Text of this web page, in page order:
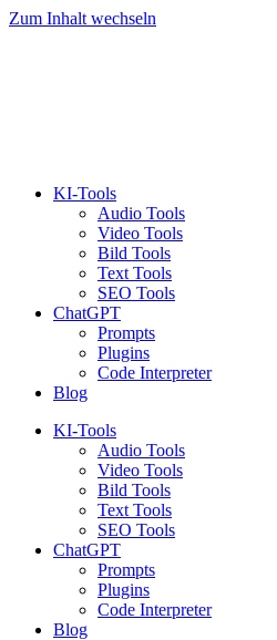
Zum Inhalt wechseln
KI-Tools
Audio Tools
Video Tools
Bild Tools
Text Tools
SEO Tools
ChatGPT
Prompts
Plugins
Code Interpreter
Blog
KI-Tools
Audio Tools
Video Tools
Bild Tools
Text Tools
SEO Tools
ChatGPT
Prompts
Plugins
Code Interpreter
Blog